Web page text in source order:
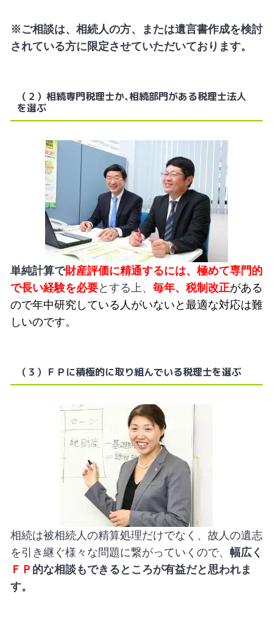
※ご相談は、相続人の方、または遺言書作成を検討
されている方に限定させていただいております。
（２）相続専門税理士か､相続部門がある税理士法人
を選ぶ
単純計算で財産評価に精通するには、極めて専門的
で長い経験を必要とする上、 毎年、 税制改正がある
ので年中研究している人がいないと最適な対応は難
しいのです。
（３）ＦＰに積極的に取り組んでいる税理士を選ぶ
相続は被相続人の精算処理だけでなく、故人の遺志
を引き継ぐ様々な問題に繋がっていくので、 幅広く
ＦＰ 的な相談もできるところが有益だと思われま
す。